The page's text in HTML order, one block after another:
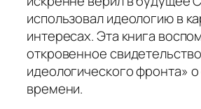
использовал идеологию в
интересах. Эта книга
откровенное
идеологического фронта»
времени.